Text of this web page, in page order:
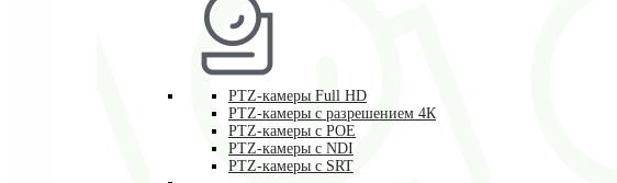
PTZ-камеры Full HD
PTZ-камеры с разрешением 4К
PTZ-камеры с POE
PTZ-камеры c NDI
PTZ-камеры с SRT